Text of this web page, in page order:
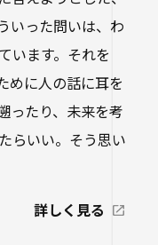
いった問いは、わ
います。それを
めに人の話に耳を
ったり、未来を考
らいい。そう思い
詳しく見る